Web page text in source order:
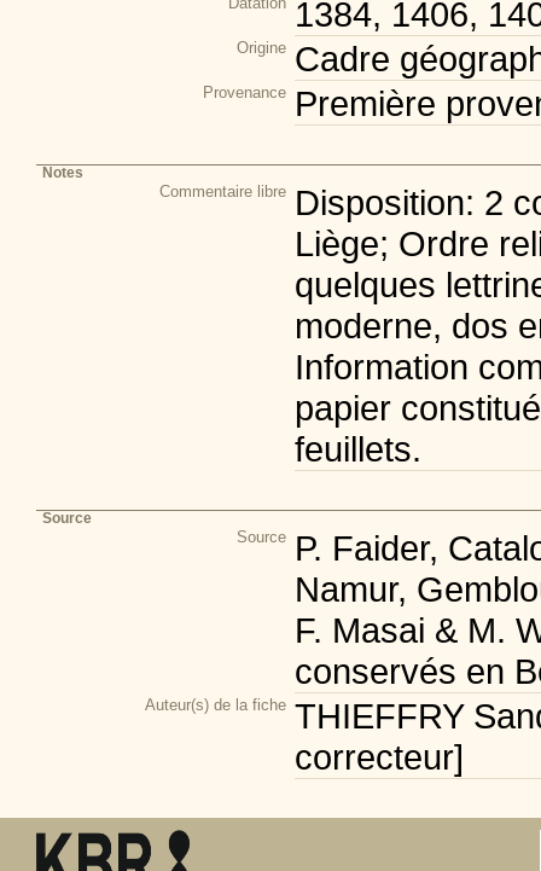
1384, 1406,
Origine Cadre
Provenance Première
Notes
Commentaire libre Disposition: 2
Liège; Ordre
quelques
moderne, dos
Information
papier
feuillets.
Source
Source P. Faider,
Namur,
F. Masai & M.
conservés en
Auteur(s) de la fiche THIEFFRY
correcteur]